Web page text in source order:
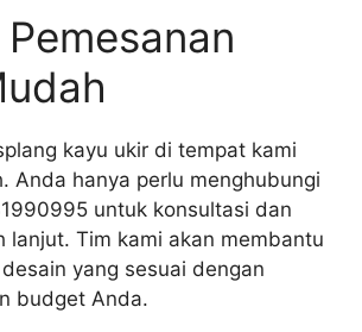
kayu ukir di tempat kami
Anda hanya perlu menghubungi
untuk konsultasi dan
lanjut. Tim kami akan membantu
yang sesuai dengan
budget Anda.